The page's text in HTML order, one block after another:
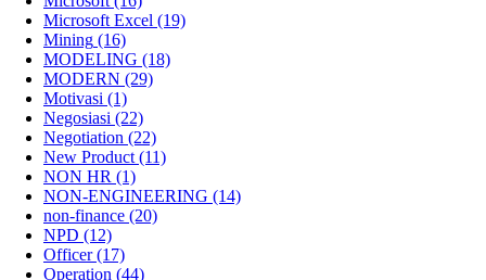
Microsoft Excel (19)
Mining (16)
MODELING (18)
MODERN (29)
Motivasi (1)
Negosiasi (22)
Negotiation (22)
New Product(11)
NON HR (1)
NON-ENGINEERING (14)
non-finance (20)
NPD (12)
Officer(17)
Operation (44)